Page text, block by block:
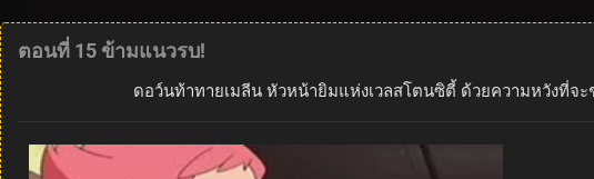
ตอนที่ 15 ข้ามแนวรบ!
ดอว์นท้าทายเมลีน หัวหน้ายิมแห่งเวลสโตนซิตี้ ด้วยความหวังที่จ